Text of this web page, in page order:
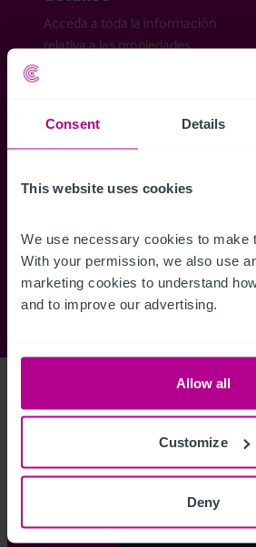
Consent Details
This website uses cookies
We use necessary cookies to make
With your permission, we also use
marketing cookies to understand
and to improve our advertising.
Allow all
Customize
Deny
Acceda a toda la información
relativa a las propiedades
Regístrese ahora
to view full details
Contacto